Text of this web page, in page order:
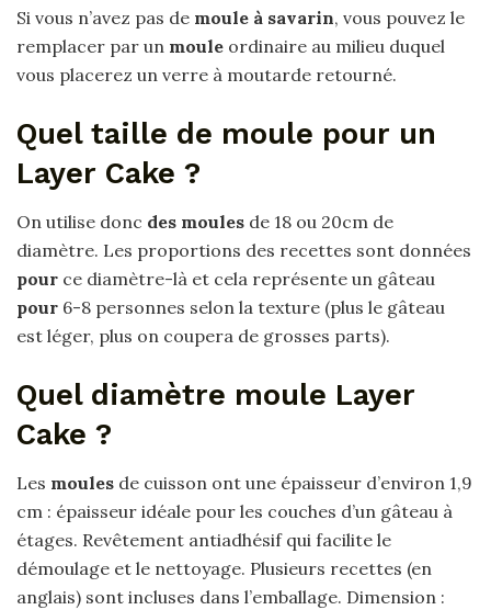
Si vous n’avez pas de moule à savarin, vous pouvez le
remplacer par un moule ordinaire au milieu duquel
vous placerez un verre à moutarde retourné.
Quel taille de moule pour un
Layer Cake ?
On utilise donc des moules de 18 ou 20cm de
diamètre. Les proportions des recettes sont données
pour ce diamètre-là et cela représente un gâteau
pour 6-8 personnes selon la texture (plus le gâteau
est léger, plus on coupera de grosses parts).
Quel diamètre moule Layer
Cake ?
Les moules de cuisson ont une épaisseur d’environ 1,9
cm : épaisseur idéale pour les couches d’un gâteau à
étages. Revêtement antiadhésif qui facilite le
démoulage et le nettoyage. Plusieurs recettes (en
anglais) sont incluses dans l’emballage. Dimension :